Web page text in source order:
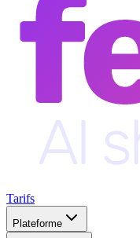
Tarifs
Plateforme